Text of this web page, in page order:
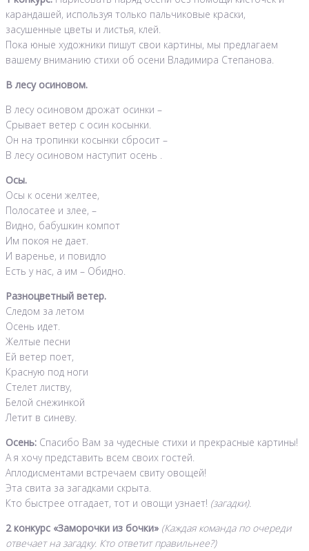
карандашей, используя только пальчиковые краски,
засушенные цветы и листья, клей.
Пока юные художники пишут свои картины, мы предлагаем
вашему вниманию стихи об осени Владимира Степанова.
В лесу осиновом.
В лесу осиновом дрожат осинки –
Срывает ветер с осин косынки.
Он на тропинки косынки сбросит –
В лесу осиновом наступит осень .
Осы.
Осы к осени желтее,
Полосатее и злее, –
Видно, бабушкин компот
Им покоя не дает.
И варенье, и повидло
Есть у нас, а им – Обидно.
Разноцветный ветер.
Следом за летом
Осень идет.
Желтые песни
Ей ветер поет,
Красную под ноги
Стелет листву,
Белой снежинкой
Летит в синеву.
Осень: Спасибо Вам за чудесные стихи и прекрасные картины!
А я хочу представить всем своих гостей.
Аплодисментами встречаем свиту овощей!
Эта свита за загадками скрыта.
Кто быстрее отгадает, тот и овощи узнает! (загадки).
2 конкурс «Заморочки из бочки» (Каждая команда по очереди
отвечает на загадку. Кто ответит правильнее?)